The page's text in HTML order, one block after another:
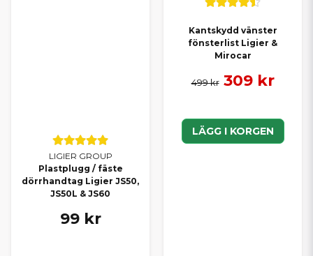
LIGIER GROUP
Plastplugg / fäste
dörrhandtag Ligier JS50,
JS50L & JS60
99 kr
Kantskydd vänster
fönsterlist Ligier &
Mirocar
499 kr 309 kr
LÄGG I KORGEN